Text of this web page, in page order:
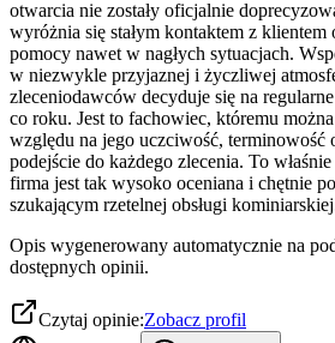
otwarcia nie zostały oficjalnie
wyróżnia się stałym kontaktem z klientem
pomocy nawet w nagłych sytuacjach.
w niezwykle przyjaznej i życzliwej
zleceniodawców decyduje się na
co roku. Jest to fachowiec, któremu
względu na jego uczciwość, terminowość
podejście do każdego zlecenia. To
firma jest tak wysoko oceniana i chętnie
szukającym rzetelnej obsługi
Opis wygenerowany automatycznie na
dostępnych opinii.
Czytaj opinie:Zobacz profil